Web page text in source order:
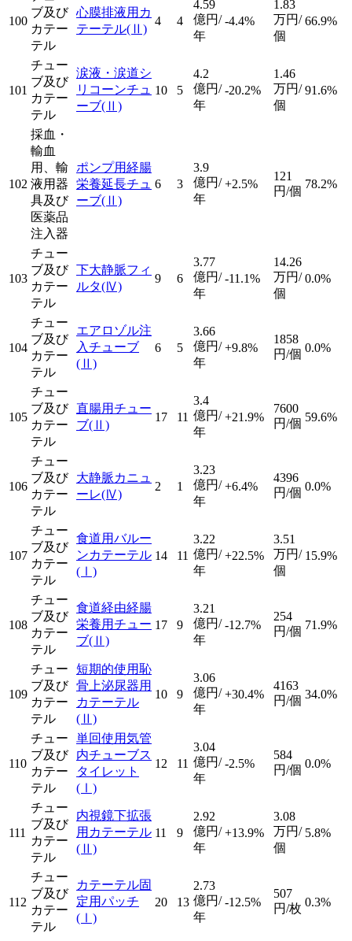
100
ブ及び
カテー
テル
心膜排液用カ
テーテル(Ⅱ)
4 4
4.59
億円/
年
-4.4%
1.83
万円/
個
66.9%
101
チュー
ブ及び
カテー
テル
涙液・涙道シ
リコーンチュ
ーブ(Ⅱ)
10 5
4.2
億円/
年
-20.2%
1.46
万円/
個
91.6%
102
採血・
輸血
用、輸
液用器
具及び
医薬品
注入器
ポンプ用経腸
栄養延長チュ
ーブ(Ⅱ)
6 3
3.9
億円/
年
+2.5%
121
円/個
78.2%
103
チュー
ブ及び
カテー
テル
下大静脈フィ
ルタ(Ⅳ)
9 6
3.77
億円/
年
-11.1%
14.26
万円/
個
0.0%
104
チュー
ブ及び
カテー
テル
エアロゾル注
入チューブ
(Ⅱ)
6 5
3.66
億円/
年
+9.8%
1858
円/個 0.0%
105
チュー
ブ及び
カテー
テル
直腸用チュー
ブ(Ⅱ)
17 11
3.4
億円/
年
+21.9%
7600
円/個 59.6%
106
チュー
ブ及び
カテー
テル
大静脈カニュ
ーレ(Ⅳ)
2 1
3.23
億円/
年
+6.4%
4396
円/個 0.0%
107
チュー
ブ及び
カテー
テル
食道用バルー
ンカテーテル
(Ⅰ)
14 11
3.22
億円/
年
+22.5%
3.51
万円/
個
15.9%
108
チュー
ブ及び
カテー
テル
食道経由経腸
栄養用チュー
ブ(Ⅱ)
17 9
3.21
億円/
年
-12.7%
254
円/個 71.9%
109
チュー
ブ及び
カテー
テル
短期的使用恥
骨上泌尿器用
カテーテル
(Ⅱ)
10 9
3.06
億円/
年
+30.4%
4163
円/個 34.0%
110
チュー
ブ及び
カテー
テル
単回使用気管
内チューブス
タイレット
(Ⅰ)
12 11
3.04
億円/
年
-2.5%
584
円/個 0.0%
111
チュー
ブ及び
カテー
テル
内視鏡下拡張
用カテーテル
(Ⅱ)
11 9
2.92
億円/
年
+13.9%
3.08
万円/
個
5.8%
112
チュー
ブ及び
カテー
テル
カテーテル固
定用パッチ
(Ⅰ)
20 13
2.73
億円/
年
-12.5%
507
円/枚 0.3%